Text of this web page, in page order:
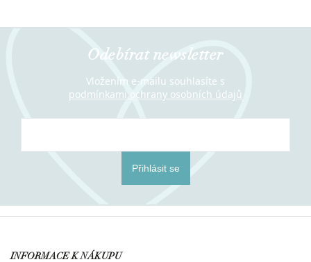
Odebírat newsletter
Vložením e-mailu souhlasíte s
podmínkami ochrany osobních údajů
Přihlásit se
INFORMACE K NÁKUPU